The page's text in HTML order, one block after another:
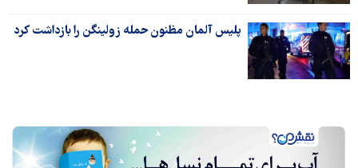
پلیس آلمان مظنون حمله زولینگن را بازداشت کرد